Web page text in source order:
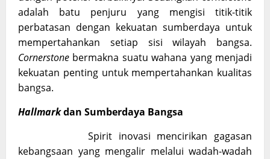
adalah batu penjuru yang mengisi titik-titik
perbatasan dengan kekuatan sumberdaya untuk
mempertahankan setiap sisi wilayah bangsa.
Cornerstone bermakna suatu wahana yang menjadi
kekuatan penting untuk mempertahankan kualitas
bangsa.
Hallmarkdan Sumberdaya Bangsa
Spirit inovasi mencirikan gagasan
kebangsaan yang mengalir melalui wadah-wadah